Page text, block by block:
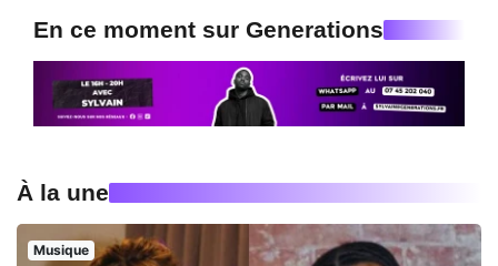
En ce moment sur Generations
À la une
Musique